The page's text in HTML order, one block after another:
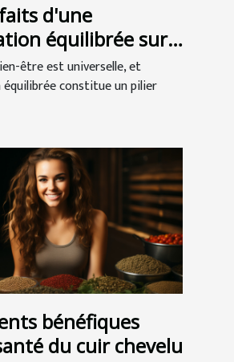
d'une
équilibrée sur
mental et la
la sophrologie
être est universelle, et
constitue un pilier
bénéfiques
du cuir chevelu